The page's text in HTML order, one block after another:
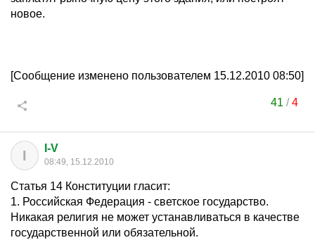
новое.
[Сообщение изменено пользователем 15.12.2010 08:50]
41 /4
I I-V
08:49, 15.12.2010
Статья 14 Конституции гласит:
1. Российская Федерация - светское государство.
Никакая религия не может устанавливаться в качестве
государственной или обязательной.